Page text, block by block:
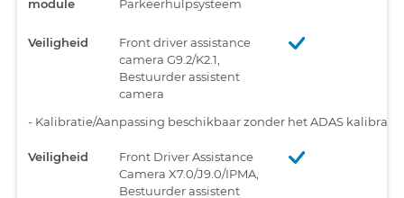
module
Parkeerhulpsysteem
Veiligheid
Front driver assistance
camera G9.2/K2.1,
Bestuurder assistent
camera
- Kalibratie/Aanpassing beschikbaar zonder het ADAS
Veiligheid
Front Driver Assistance
Camera X7.0/J9.0/IPMA,
Bestuurder assistent